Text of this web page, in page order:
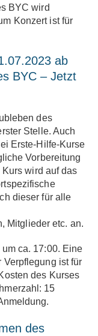
BYC wird
Konzert ist für
ab
BYC – Jetzt
des
Stelle. Auch
Erste-Hilfe-Kurse
Vorbereitung
wird auf das
dieser für alle
Mitglieder etc. an.
ca. 17:00. Eine
ist für
des Kurses
15
des